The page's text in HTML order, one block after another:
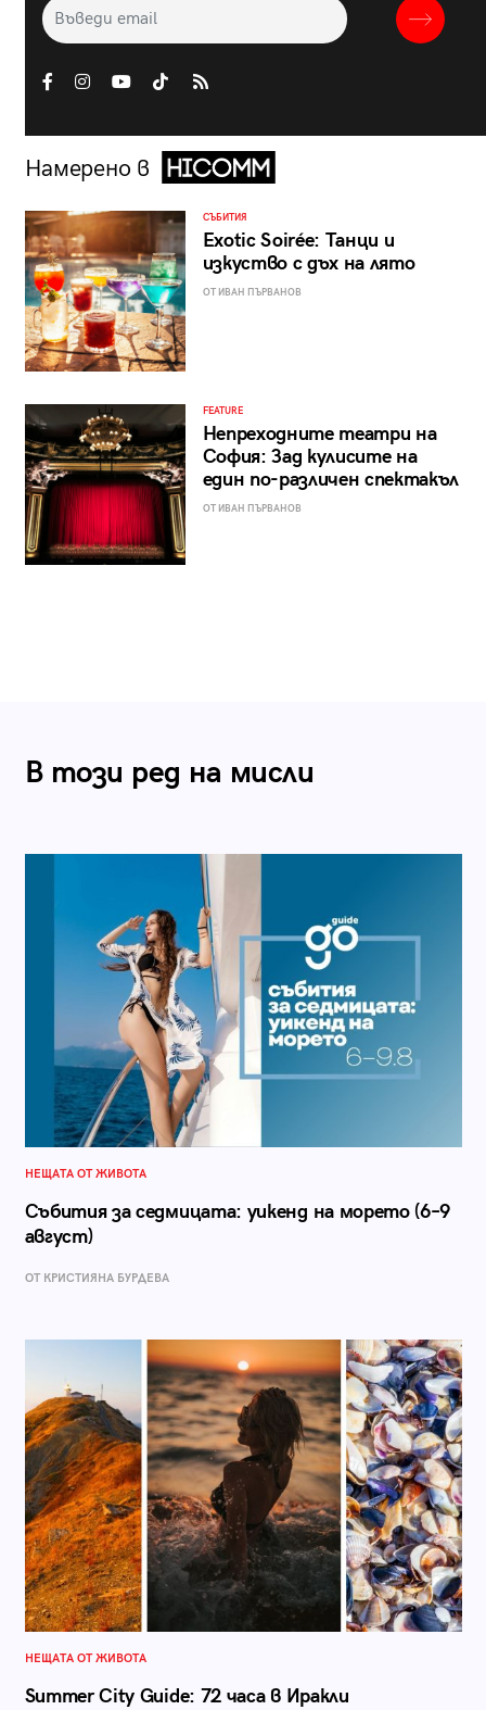
Намерено в
СЪБИТИЯ
Exotic Soirée: Танци и
изкуство с дъх на лято
ОТ ИВАН ПЪРВАНОВ
FEATURE
Непреходните театри на
София: Зад кулисите на
един по-различен спектакъл
ОТ ИВАН ПЪРВАНОВ
В този ред на мисли
НЕЩАТА ОТ ЖИВОТА
Събития за седмицата: уикенд на морето (6–9
август)
ОТ КРИСТИЯНА БУРДЕВА
НЕЩАТА ОТ ЖИВОТА
Summer City Guide: 72 часа в Иракли